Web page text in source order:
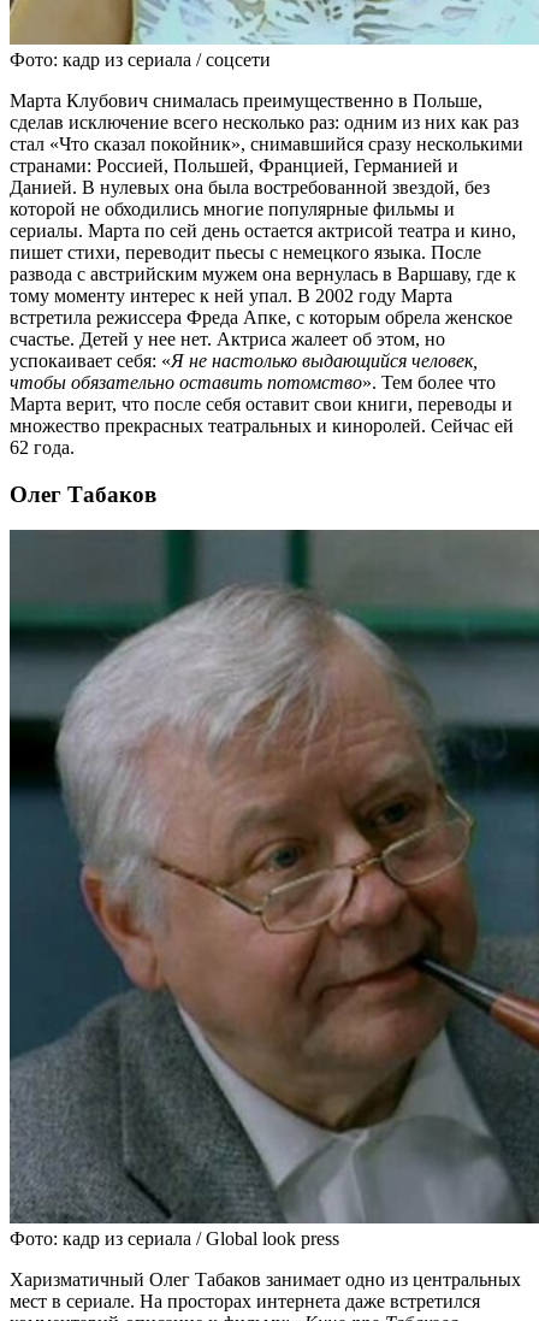
Фото: кадр из сериала / соцсети
Марта Клубович снималась преимущественно в Польше,
сделав исключение всего несколько раз: одним из них как раз
стал «Что сказал покойник», снимавшийся сразу несколькими
странами: Россией, Польшей, Францией, Германией и
Данией. В нулевых она была востребованной звездой, без
которой не обходились многие популярные фильмы и
сериалы. Марта по сей день остается актрисой театра и кино,
пишет стихи, переводит пьесы с немецкого языка. После
развода с австрийским мужем она вернулась в Варшаву, где к
тому моменту интерес к ней упал. В 2002 году Марта
встретила режиссера Фреда Апке, с которым обрела женское
счастье. Детей у нее нет. Актриса жалеет об этом, но
успокаивает себя: «Я не настолько выдающийся человек,
чтобы обязательно оставить потомство». Тем более что
Марта верит, что после себя оставит свои книги, переводы и
множество прекрасных театральных и киноролей. Сейчас ей
62 года.
Олег Табаков
Фото: кадр из сериала / Global look press
Харизматичный Олег Табаков занимает одно из центральных
мест в сериале. На просторах интернета даже встретился